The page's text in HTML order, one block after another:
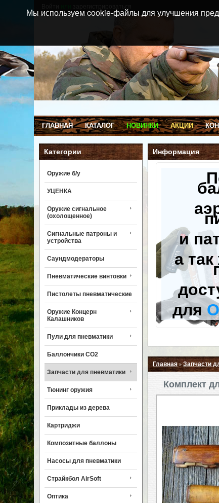
ГЛАВНАЯ КАТАЛОГ НОВИНКИ АКЦИИ
Категории
Оружие б/у
УЦЕНКА
Оружие сигнальное
(охолощенное)
Сигнальные патроны и
устройства
Саундмодераторы
Пневматические винтовки
Пистолеты пневматические
Оружие Концерн
Калашников
Пули для пневматики
Баллончики CO2
Запчасти для пневматики
Тюнинг оружия
Приклады из дерева
Картриджи
Композитные баллоны
Насосы для пневматики
Страйкбол AirSoft
Оптика
Информация
и
а
для
Главная»Запчасти
Комплект
Мы используем cookie-файлы для улучшения